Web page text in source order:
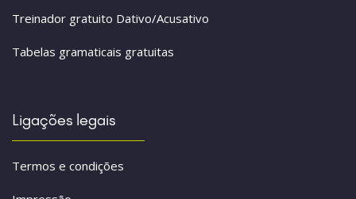
Treinador gratuito Dativo/Acusativo
Tabelas gramaticais gratuitas
Ligações legais
Termos e condições